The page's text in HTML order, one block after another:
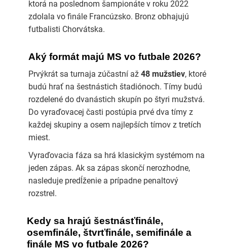
ktorá na poslednom šampionáte v roku 2022
zdolala vo finále Francúzsko. Bronz obhajujú
futbalisti Chorvátska.
Aký formát majú MS vo futbale 2026?
Prvýkrát sa turnaja zúčastní až 48 mužstiev, ktoré
budú hrať na šestnástich štadiónoch. Tímy budú
rozdelené do dvanástich skupín po štyri mužstvá.
Do vyraďovacej časti postúpia prvé dva tímy z
každej skupiny a osem najlepších tímov z tretích
miest.
Vyraďovacia fáza sa hrá klasickým systémom na
jeden zápas. Ak sa zápas skončí nerozhodne,
nasleduje predĺženie a prípadne penaltový
rozstrel.
Kedy sa hrajú šestnásťfinále,
osemfinále, štvrťfinále, semifinále a
finále MS vo futbale 2026?